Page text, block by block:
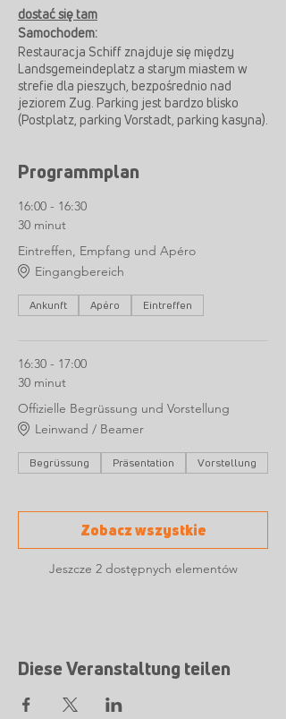
dostać się tam
Samochodem:
Restauracja Schiff znajduje się między
Landsgemeindeplatz a starym miastem w
strefie dla pieszych, bezpośrednio nad
jeziorem Zug. Parking jest bardzo blisko
(Postplatz, parking Vorstadt, parking kasyna).
12 minut spacerem od dworca kolejowego
Zug
Autobus B11 do Zug, Kolinplatz, stamtąd 3
minuty spacerem
Programmplan
16:00 - 16:30
30 minut
Eintreffen, Empfang und Apéro
Eingangbereich
Ankunft Apéro Eintreffen
16:30 - 17:00
30 minut
Offizielle Begrüssung und Vorstellung
Leinwand / Beamer
Begrüssung Präsentation Vorstellung
Jeszcze 2 dostępnych elementów
Zobacz wszystkie
Diese Veranstaltung teilen